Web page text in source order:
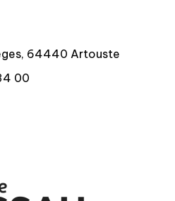
64440 Artouste
00